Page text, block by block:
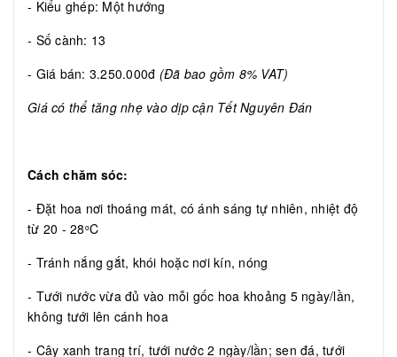
- Kiểu ghép: Một hướng
- Số cành: 13
- Giá bán: 3.250.000đ (Đã bao gồm 8% VAT)
Giá có thể tăng nhẹ vào dịp cận Tết Nguyên Đán
Cách chăm sóc:
- Đặt hoa nơi thoáng mát, có ánh sáng tự nhiên, nhiệt độ
từ 20 - 28oC
- Tránh nắng gắt, khói hoặc nơi kín, nóng
- Tưới nước vừa đủ vào mỗi gốc hoa khoảng 5 ngày/lần,
không tưới lên cánh hoa
- Cây xanh trang trí, tưới nước 2 ngày/lần; sen đá, tưới